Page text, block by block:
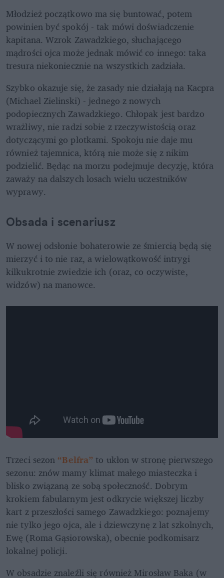
Młodzież początkowo ma się buntować, potem
powinien być spokój - tak mówi doświadczenie
kapitana. Wzrok Zawadzkiego, słuchającego
mądrości ojca może jednak mówić co innego: taka
tresura niekoniecznie na wszystkich zadziała.
Szybko okazuje się, że zasady nie działają na Kacpra
(Michael Zielinski) - jednego z nowych
podopiecznych Zawadzkiego. Chłopak jest bardzo
wrażliwy, nie radzi sobie z rzeczywistością oraz
dotyczącymi go plotkami. Spokoju nie daje mu
również tajemnica, którą nie może się z nikim
podzielić. Będąc na morzu podejmuje decyzję, która
zaważy na dalszych losach wielu uczestników
wyprawy.
Obsada i scenariusz
W nowej odsłonie bohaterowie ze śmiercią będą się
mierzyć i to nie raz, a wielowątkowość intrygi
kilkukrotnie zwiedzie ich (oraz, co oczywiste,
widzów) na manowce.
Trzeci sezon “Belfra” to ukłon w stronę pierwszego
sezonu: znów mamy klimat małego miasteczka i
blisko związaną ze sobą społeczność. Dobrym
krokiem fabularnym jest odkrycie większej liczby
kart z przeszłości samego Zawadzkiego: poznajemy
nie tylko jego ojca, ale i dziewczynę z lat szkolnych,
Ewę (Roma Gąsiorowska), obecnie podkomisarz
lokalnej policji.
W obsadzie znaleźli się również Mirosław Baka (w